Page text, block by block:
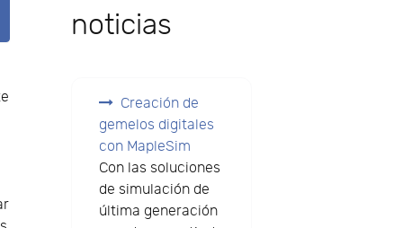
noticias
Creación de
gemelos digitales
con MapleSim
Con las soluciones
de simulación de
última generación